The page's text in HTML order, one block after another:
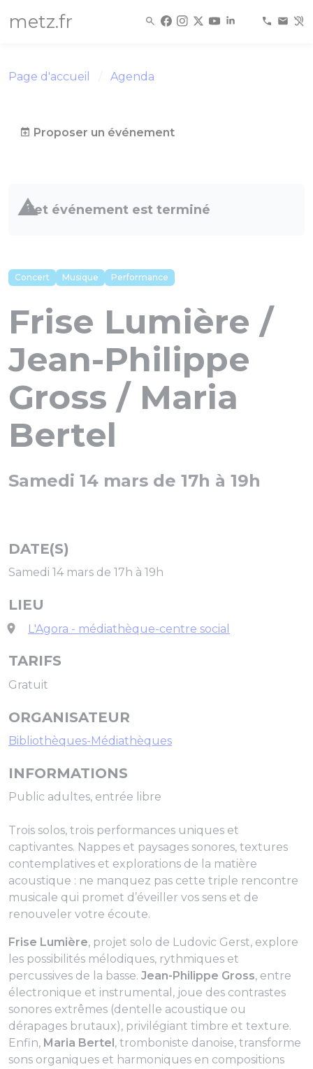
metz.fr
Page d'accueil Agenda
Proposer un événement
Cet événement est terminé
Concert Musique Performance
Frise Lumière /
Jean-Philippe
Gross / Maria
Bertel
Samedi 14 mars de 17h à 19h
DATE(S)
Samedi 14 mars de 17h à 19h
LIEU
L'Agora - médiathèque-centre social
TARIFS
Gratuit
ORGANISATEUR
Bibliothèques-Médiathèques
INFORMATIONS
Public adultes, entrée libre
Trois solos, trois performances uniques et
captivantes. Nappes et paysages sonores, textures
contemplatives et explorations de la matière
acoustique : ne manquez pas cette triple rencontre
musicale qui promet d’éveiller vos sens et de
renouveler votre écoute.
Frise Lumière, projet solo de Ludovic Gerst, explore
les possibilités mélodiques, rythmiques et
percussives de la basse. Jean-Philippe Gross, entre
électronique et instrumental, joue des contrastes
sonores extrêmes (dentelle acoustique ou
dérapages brutaux), privilégiant timbre et texture.
Enfin, Maria Bertel , tromboniste danoise, transforme
sons organiques et harmoniques en compositions